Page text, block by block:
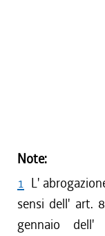
Note:
1 L'
sensi dell' art.
gennaio